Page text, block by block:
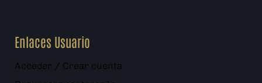
Enlaces Usuario
Acceder / Crear cuenta